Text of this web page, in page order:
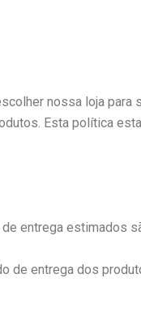
nossa loja para
Esta política
de entrega estimados
de entrega dos